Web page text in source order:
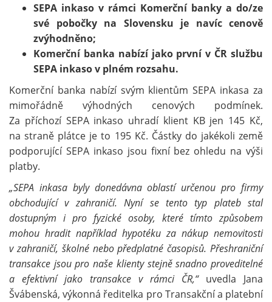
SEPA inkaso v rámci Komerční banky a do/ze
své pobočky na Slovensku je navíc cenově
zvýhodněno;
Komerční banka nabízí jako první v ČR službu
SEPA inkaso v plném rozsahu.
Komerční banka nabízí svým klientům SEPA inkasa za
mimořádně výhodných cenových podmínek.
Za příchozí SEPA inkaso uhradí klient KB jen 145 Kč,
na straně plátce je to 195 Kč. Částky do jakékoli země
podporující SEPA inkaso jsou fixní bez ohledu na výši
platby.
„SEPA inkasa byly donedávna oblastí určenou pro firmy
obchodující v zahraničí. Nyní se tento typ plateb stal
dostupným i pro fyzické osoby, které tímto způsobem
mohou hradit například hypotéku za nákup nemovitosti
v zahraničí, školné nebo předplatné časopisů. Přeshraniční
transakce jsou pro naše klienty stejně snadno proveditelné
a efektivní jako transakce v rámci ČR,“uvedla Jana
Švábenská, výkonná ředitelka pro Transakční a platební